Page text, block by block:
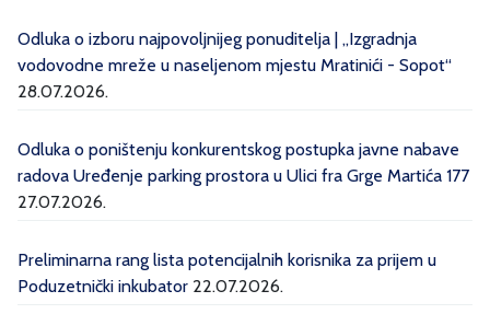
Odluka o izboru najpovoljnijeg ponuditelja | „Izgradnja
vodovodne mreže u naseljenom mjestu Mratinići - Sopot“
28.07.2026.
Odluka o poništenju konkurentskog postupka javne nabave
radova Uređenje parking prostora u Ulici fra Grge Martića 177
27.07.2026.
Preliminarna rang lista potencijalnih korisnika za prijem u
Poduzetnički inkubator 22.07.2026.